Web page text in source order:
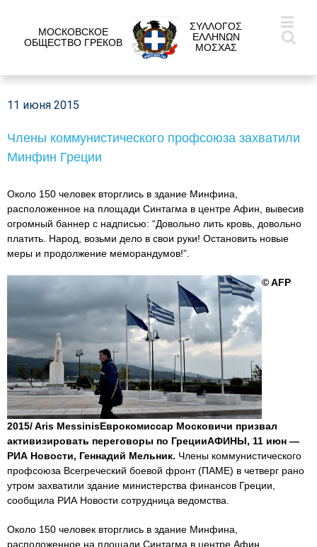
МОСКОВСКОЕ
ОБЩЕСТВО ГРЕКОВ
ΣΥΛΛΟΓΟΣ
ΕΛΛΗΝΩΝ
ΜΟΣΧΑΣ
11 июня 2015
Члены коммунистического профсоюза захватили
Минфин Греции
Около 150 человек вторглись в здание Минфина,
расположенное на площади Синтагма в центре Афин, вывесив
огромный баннер с надписью: “Довольно лить кровь, довольно
платить. Народ, возьми дело в свои руки! Остановить новые
меры и продолжение меморандумов!”.
© AFP
2015/ Aris MessinisЕврокомиссар Московичи призвал
активизировать переговоры по ГрецииАФИНЫ, 11 июн —
РИА Новости, Геннадий Мельник. Члены коммунистического
профсоюза Всегреческий боевой фронт (ПАМЕ) в четверг рано
утром захватили здание министерства финансов Греции,
сообщила РИА Новости сотрудница ведомства.
Около 150 человек вторглись в здание Минфина,
расположенное на площади Синтагма в центре Афин,